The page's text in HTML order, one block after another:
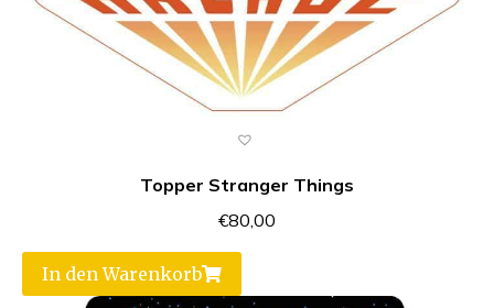
Topper Stranger Things
€80,00
In den Warenkorb